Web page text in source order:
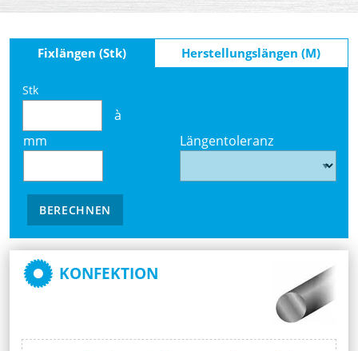
Fixlängen (Stk) Herstellungslängen (M)
Stk
à
mm
Längentoleranz
BERECHNEN
KONFEKTION